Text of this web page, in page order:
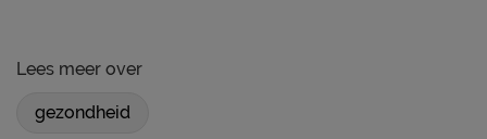
Lees meer over
gezondheid